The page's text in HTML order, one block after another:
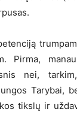
Pirma,
nei,
Tarybai,
tikslų ir